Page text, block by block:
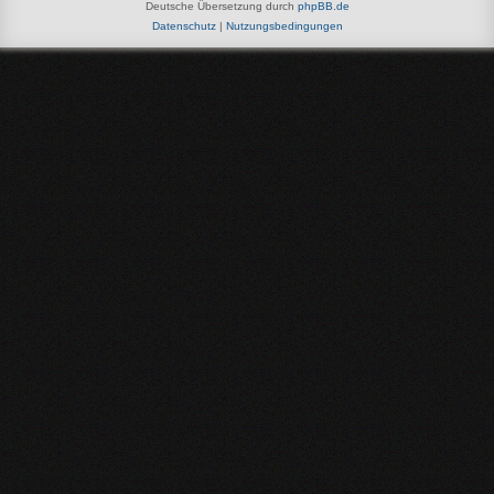
Deutsche Übersetzung durch phpBB.de
Datenschutz| Nutzungsbedingungen